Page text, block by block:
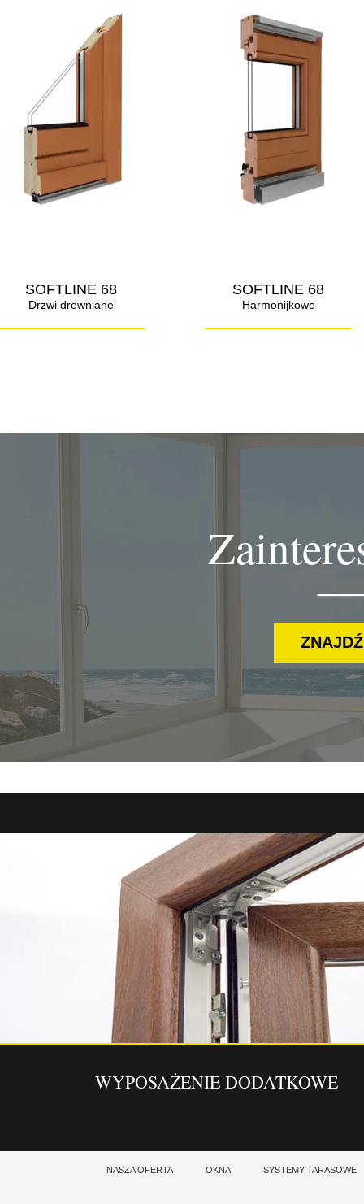
SOFTLINE 68
Harmonijkowe
__________
SOFTLINE 68
Drzwi drewniane
WYPOSAŻENIE DODATKOWE
NASZA OFERTA OKNA SYSTEMY TARASOWE